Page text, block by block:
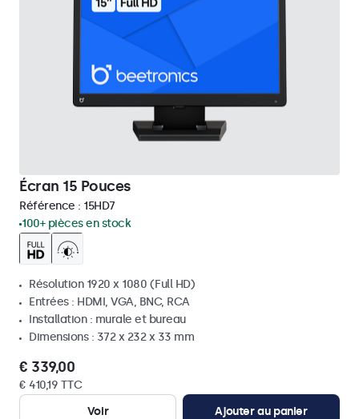
Écran 15 Pouces
Référence : 15HD7
100+ pièces en stock
Résolution 1920 x 1080 (Full HD)
Entrées : HDMI, VGA, BNC, RCA
Installation : murale et bureau
Dimensions : 372 x 232 x 33 mm
€ 339,00
€ 410,19 TTC
Voir
Ajouter au panier